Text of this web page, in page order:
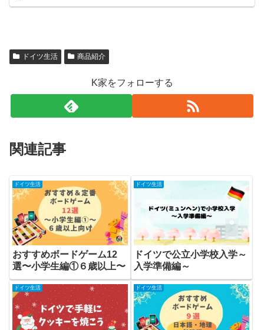
ドイツ生活 商品紹介
K家をフォローする
関連記事
ドイツ生活
おすすめボードゲーム12
選〜小学生編①６歳以上〜
ドイツ生活
ドイツで公立小学校入学～
入学準備編～
ドイツ生活 ドイツ生活